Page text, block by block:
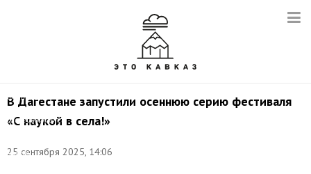
В Дагестане запустили осеннюю серию фестиваля
«С наукой в села!»
25 сентября 2025, 14:06
Фестиваля
молодых
исследователей
наукой